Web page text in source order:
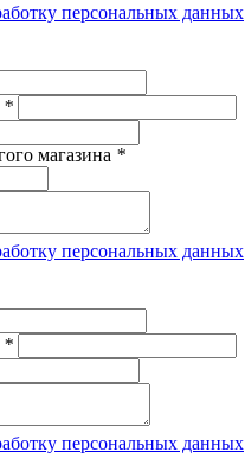
персональных данных
*
магазина *
персональных данных
*
персональных данных